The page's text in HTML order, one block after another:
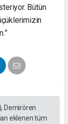
Bütün
Demirören
eklenen tüm